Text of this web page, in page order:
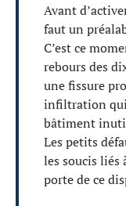
Avant
faut un
C’est ce
rebours des
une fissure
infiltration qui
bâtiment
Les petits
les soucis liés
porte de ce